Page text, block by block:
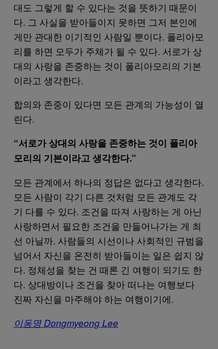
대도 그렇게 할 수 있다는 것을 뜻하기 때문이
다. 그 사실을 받아들이지 못하면 그저 본인에
게만 관대한 이기적인 사람일 뿐이다. 폴리아모
리를 하면 모두가 주체가 될 수 있다. 서로가 상
대의 사랑을 존중하는 것이 폴리아모리의 기본
이라고 생각한다.
합의와 존중이 있다면 모든 관계의 가능성이 열
린다.
“서로가 상대의 사랑을 존중하는 것이 폴리아
모리의 기본이라고 생각한다.”
모든 관계에서 하나의 정답은 없다고 생각한다.
모든 사람이 각기 다른 것처럼 모든 관계도 각
기 다를 수 있다. 조건을 따져 사랑하는 게 아닌
사랑하면서 필요한 조건을 만들어나가는 게 최
선 아닐까. 사람들의 시선이나 사회적인 규범을
넘어서 자신을 온전히 받아들이는 일은 쉽지 않
다. 정체성을 찾는 건 때론 긴 여행이 되기도 한
다. 상대방이나 조건을 찾아 떠나는 여행보다
진짜 자신을 마주해야 하는 여행이기에.
이동명 Dongmyeong Lee